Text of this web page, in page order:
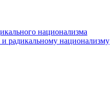
национализма
радикальному национализму